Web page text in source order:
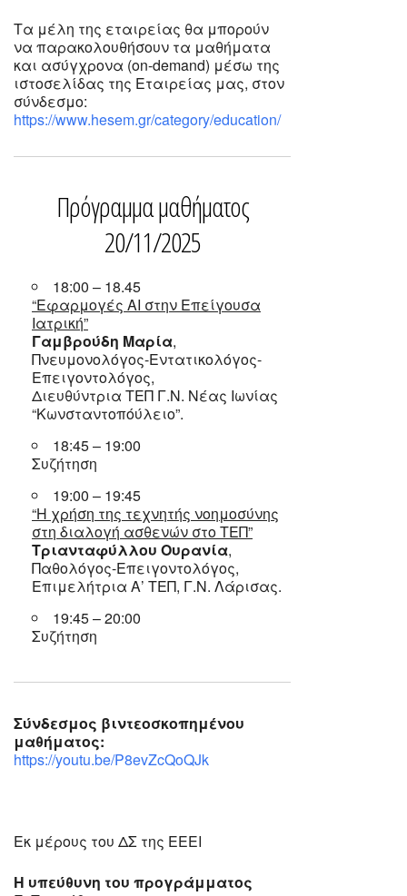
Tα μέλη της εταιρείας θα μπορούν
να παρακολουθήσουν τα μαθήματα
και ασύγχρονα (on-demand) μέσω της
ιστοσελίδας της Εταιρείας μας, στον
σύνδεσμο:
https://www.hesem.gr/category/education/
Πρόγραμμα μαθήματος
20/11/2025
18:00 – 18.45
“Εφαρμογές ΑΙ στην Επείγουσα
Ιατρική”
Γαμβρούδη Μαρία,
Πνευμονολόγος-Εντατικολόγος-
Επειγοντολόγος,
Διευθύντρια ΤΕΠ Γ.Ν. Νέας Ιωνίας
“Κωνσταντοπόύλειο”.
18:45 – 19:00
Συζήτηση
19:00 – 19:45
“Η χρήση της τεχνητής νοημοσύνης
στη διαλογή ασθενών στο ΤΕΠ”
Τριανταφύλλου Ουρανία,
Παθολόγος-Επειγοντολόγος,
Επιμελήτρια Α’ ΤΕΠ, Γ.Ν. Λάρισας.
19:45 – 20:00
Συζήτηση
Σύνδεσμος βιντεοσκοπημένου
μαθήματος:
https://youtu.be/P8evZcQoQJk
Εκ μέρους του ΔΣ της ΕΕΕΙ
Η υπεύθυνη του προγράμματος